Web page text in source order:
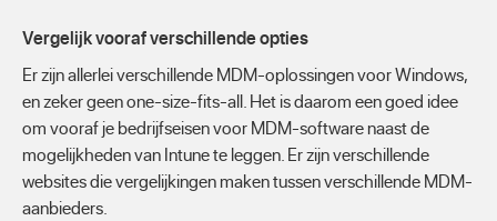
Vergelijk vooraf verschillende opties
Er zijn allerlei verschillende MDM-oplossingen voor Windows,
en zeker geen one-size-fits-all. Het is daarom een goed idee
om vooraf je bedrijfseisen voor MDM-software naast de
mogelijkheden van Intune te leggen. Er zijn verschillende
websites die vergelijkingen maken tussen verschillende MDM-
aanbieders.